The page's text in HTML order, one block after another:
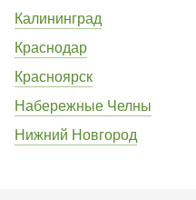
Калининград
Краснодар
Красноярск
Набережные Челны
Нижний Новгород